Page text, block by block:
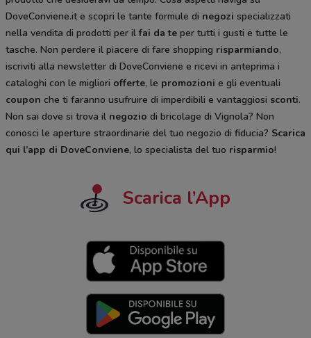
DoveConviene.it e scopri le tante formule di negozi specializzati
nella vendita di prodotti per ilfai da te per tutti i gusti e tutte le
tasche. Non perdere il piacere di fare shopping risparmiando,
iscriviti alla newsletter di DoveConviene e ricevi in anteprima i
cataloghi con le migliori offerte, le promozioni e gli eventuali
coupon che ti faranno usufruire di imperdibili e vantaggiosi sconti.
Non sai dove si trova il negozio di bricolage di Vignola? Non
conosci le aperture straordinarie del tuo negozio di fiducia? Scarica
qui l’app di DoveConviene, lo specialista del tuo risparmio!
Scarica l’App